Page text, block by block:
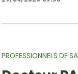
PROFESSIONNELS DE